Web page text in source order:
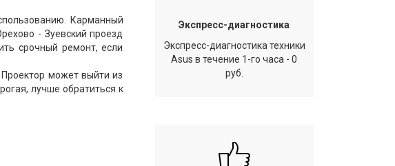
Карманный
- Зуевский проезд
срочный ремонт, если
может выйти из
лучше обратиться к
Экспресс-диагностика
Экспресс-диагностика техники
Asus в течение 1-го часа - 0
руб.